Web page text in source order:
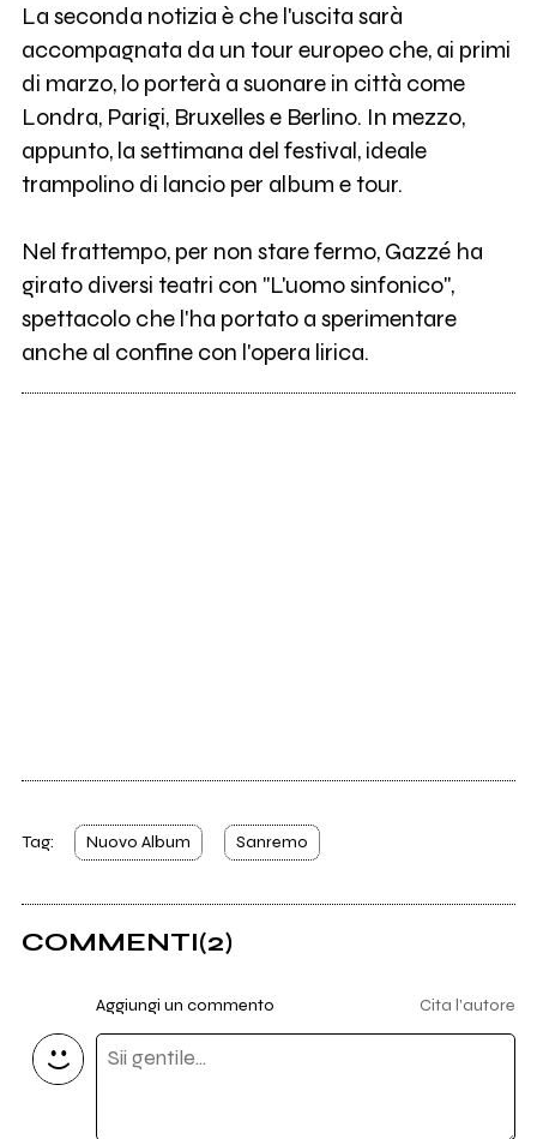
La seconda notizia è che l'uscita sarà
accompagnata da un tour europeo che, ai primi
di marzo, lo porterà a suonare in città come
Londra, Parigi, Bruxelles e Berlino. In mezzo,
appunto, la settimana del festival, ideale
trampolino di lancio per album e tour.
Nel frattempo, per non stare fermo, Gazzé ha
girato diversi teatri con "L'uomo sinfonico",
spettacolo che l'ha portato a sperimentare
anche al confine con l'opera lirica.
Tag: Nuovo Album Sanremo
COMMENTI(2)
Aggiungi un commento Cita l'autore